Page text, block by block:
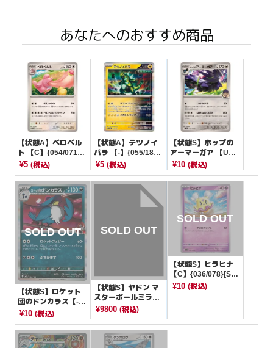
あなたへのおすすめ商品
【状態A】ベロベル
ト 【C】{054/071}
[SV5M]
¥5 (税込)
【状態A】テツノイ
バラ 【-】{055/187}
[SV8a]
¥5(税込)
【状態S】ホップの
アーマーガア 【U】
{068/100}[SV9]
¥10 (税込)
【状態S】ロケット
団のドンカラス【-】
{103/193}[M2a]
¥10 (税込)
【状態S】ヤドン マ
スターボールミラー
【C】{079/165}[SV
¥9800(税込)
【状態S】ヒラヒナ
【C】{036/078}[SV
1S]
¥10 (税込)